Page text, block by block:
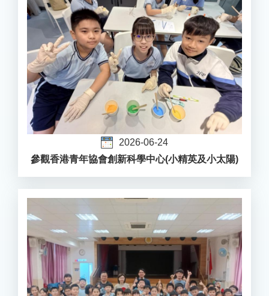
2026-06-24
參觀香港青年協會創新科學中心(小精英及小太陽)